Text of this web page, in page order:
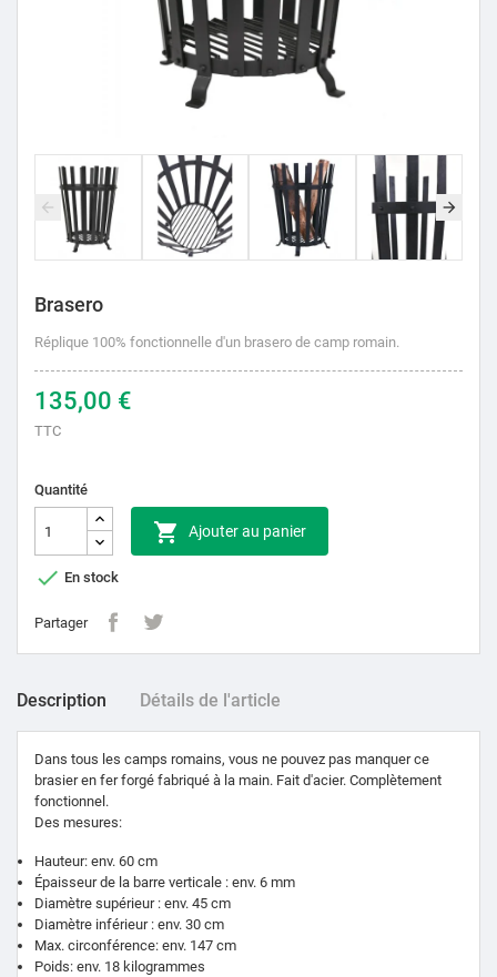
Brasero
Réplique 100% fonctionnelle d'un brasero de camp romain.
135,00 €
TTC
Quantité
 Ajouter au panier
 En stock
Partager
Description Détails de l'article
Dans tous les camps romains, vous ne pouvez pas manquer ce
brasier en fer forgé fabriqué à la main. Fait d'acier. Complètement
fonctionnel.
Des mesures:
Hauteur: env. 60 cm
Épaisseur de la barre verticale : env. 6 mm
Diamètre supérieur : env. 45 cm
Diamètre inférieur : env. 30 cm
Max. circonférence: env. 147 cm
Poids: env. 18 kilogrammes